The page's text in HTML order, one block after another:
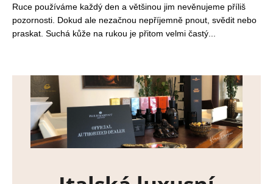
Ruce používáme každý den a většinou jim nevěnujeme příliš
pozornosti. Dokud ale nezačnou nepříjemně pnout, svědit nebo
praskat. Suchá kůže na rukou je přitom velmi častý...